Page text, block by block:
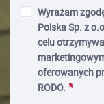
Wyrażam
Polska Sp. z
celu
oferowanych
RODO.